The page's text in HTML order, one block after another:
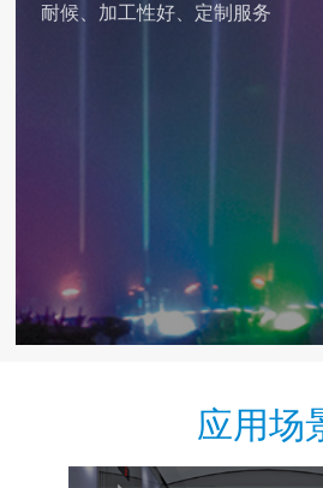
耐候、加工性好、定制服务
应用场